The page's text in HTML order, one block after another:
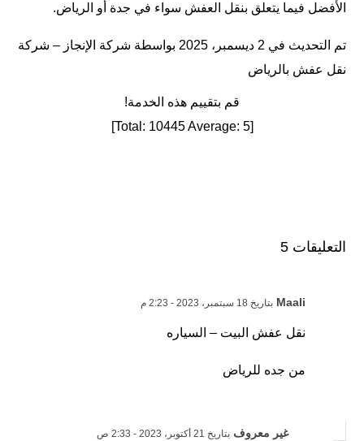
الأفضل فيما يتعلق بنقل العفش سواء في جدة أو الرياض.
تم التحديث في 2 ديسمبر، 2025 بواسطة
شركة الإنجاز – شركة
نقل عفش بالرياض
قم بتقييم هذه الخدمة!
[Total:
10445Average: 5
]
التعليقات 5
Maali بتاريخ 18 سبتمبر، 2023 - 2:23 م
نقل عفش البيت – السياره
من جده للرياض
غير معروف بتاريخ 21 أكتوبر، 2023 - 2:33 ص